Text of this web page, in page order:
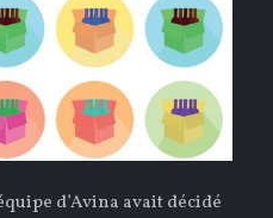
d’Avina avait décidé